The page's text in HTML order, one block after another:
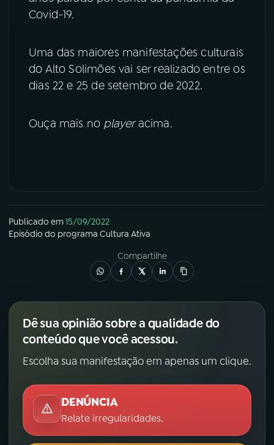
Covid-19.
Uma das maiores manifestações culturais
do Alto Solimões vai ser realizado entre os
dias 22 e 25 de setembro de 2022.
Ouça mais no playeracima.
Publicado em15/09/2022
Episódio do programa Cultura Ativa
Compartilhe
Dê sua opinião sobre a qualidade do
conteúdo que você acessou.
Escolha sua manifestação em apenas um clique.
DENÚNCIA
Relate irregularidades.